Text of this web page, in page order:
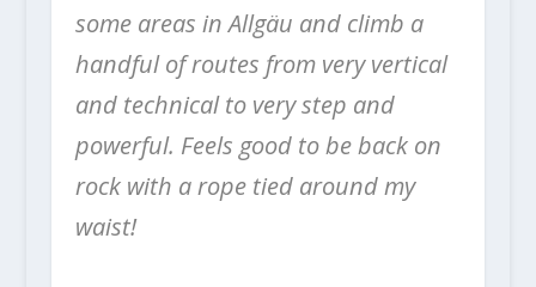
some areas in Allgäu and climb a
handful of routes from very vertical
and technical to very step and
powerful. Feels good to be back on
rock with a rope tied around my
waist!